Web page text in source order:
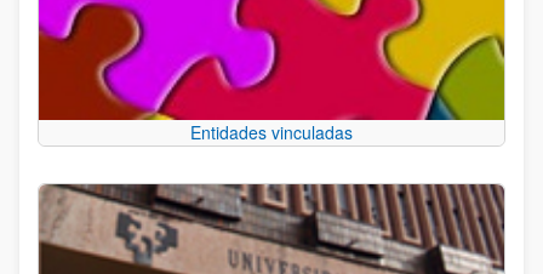
Entidades vinculadas